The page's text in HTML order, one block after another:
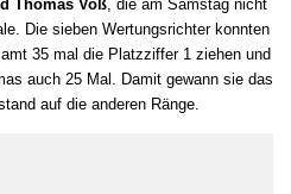
Thomas Voß, die am Samstag nicht
Die sieben Wertungsrichter konnten
35 mal die Platzziffer 1 ziehen und
auch 25 Mal. Damit gewann sie das
auf die anderen Ränge.